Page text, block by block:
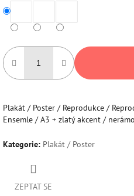
Plakát / Poster / Reprodukce /
Ensemle / A3 + zlatý akcent /
Kategorie: Plakát / Poster
ZEPTAT SE